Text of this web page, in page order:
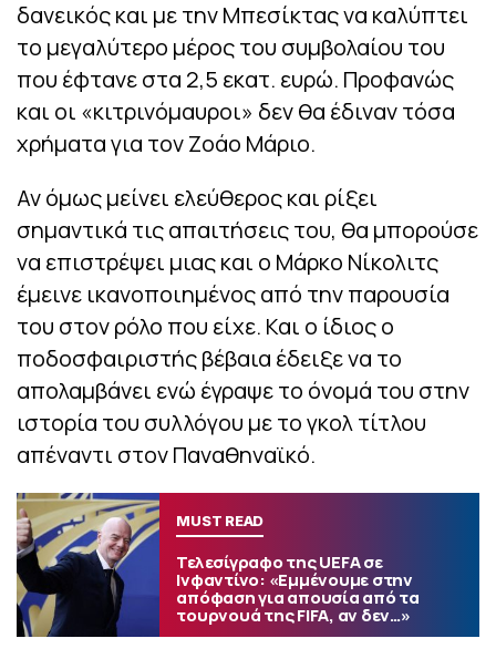
δανεικός και με την Μπεσίκτας να καλύπτει
το μεγαλύτερο μέρος του συμβολαίου του
που έφτανε στα 2,5 εκατ. ευρώ. Προφανώς
και οι «κιτρινόμαυροι» δεν θα έδιναν τόσα
χρήματα για τον Ζοάο Μάριο.
Αν όμως μείνει ελεύθερος και ρίξει
σημαντικά τις απαιτήσεις του, θα μπορούσε
να επιστρέψει μιας και ο Μάρκο Νίκολιτς
έμεινε ικανοποιημένος από την παρουσία
του στον ρόλο που είχε. Και ο ίδιος ο
ποδοσφαιριστής βέβαια έδειξε να το
απολαμβάνει ενώ έγραψε το όνομά του στην
ιστορία του συλλόγου με το γκολ τίτλου
απέναντι στον Παναθηναϊκό.
MUST READ
Τελεσίγραφο της UEFA σε
Ινφαντίνο: «Εμμένουμε στην
απόφαση για απουσία από τα
τουρνουά της FIFA, αν δεν…»